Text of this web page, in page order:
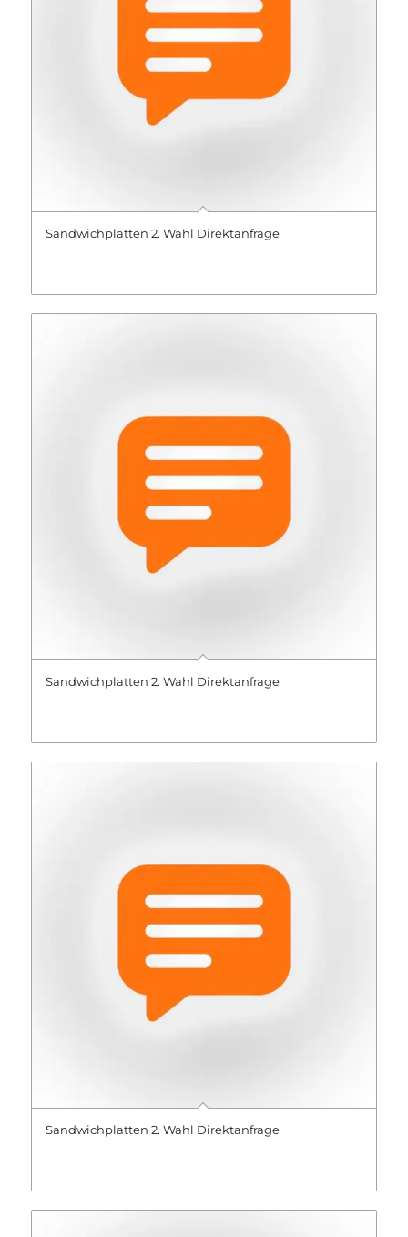
Sandwichplatten 2. Wahl Direktanfrage
Sandwichplatten 2. Wahl Direktanfrage
Sandwichplatten 2. Wahl Direktanfrage